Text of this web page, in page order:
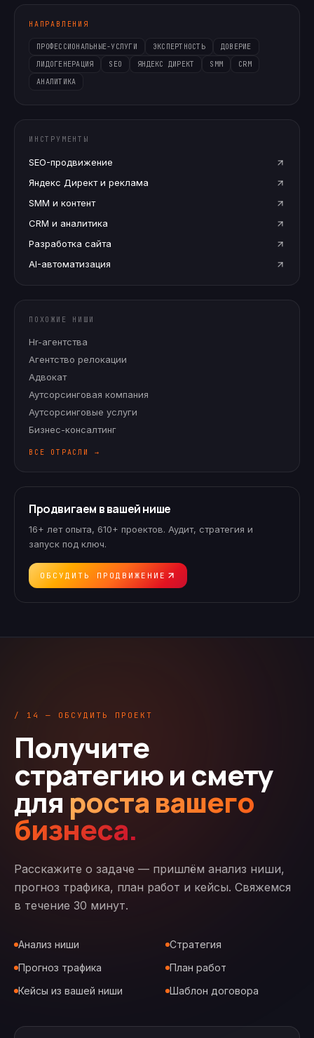
НАПРАВЛЕНИЯ
ПРОФЕССИОНАЛЬНЫЕ-УСЛУГИ ЭКСПЕРТНОСТЬ
ДОВЕРИЕ
ЛИДОГЕНЕРАЦИЯ
SEO ЯНДЕКС ДИРЕКТ SMM
CRM
АНАЛИТИКА
ИНСТРУМЕНТЫ
SEO-продвижение
Яндекс Директ и реклама
SMM и контент
CRM и аналитика
Разработка сайта
AI-автоматизация
ПОХОЖИЕ НИШИ
Hr-агентства
Агентство релокации
Адвокат
Аутсорсинговая компания
Аутсорсинговые услуги
Бизнес-консалтинг
ВСЕ ОТРАСЛИ →
Продвигаем в вашей нише
16+ лет опыта, 610+ проектов. Аудит, стратегия и
запуск под ключ.
ОБСУДИТЬ ПРОДВИЖЕНИЕ
/ 14 — ОБСУДИТЬ ПРОЕКТ
Получите
стратегию и смету
для роста вашего
бизнеса.
Расскажите о задаче — пришлём анализ ниши,
прогноз трафика, план работ и кейсы. Свяжемся
в течение 30 минут.
Анализ ниши
Стратегия
Прогноз трафика
План работ
Кейсы из вашей ниши
Шаблон договора